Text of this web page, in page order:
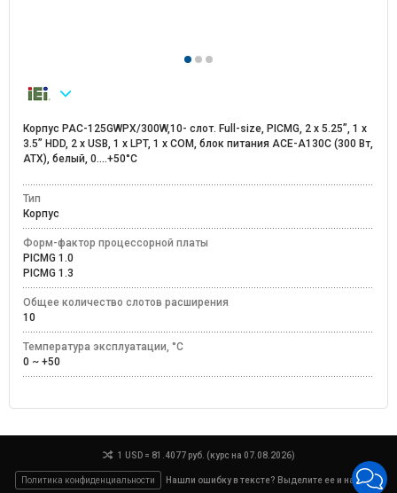
Корпус PAC-125GWPX/300W,10- слот. Full-size, PICMG, 2 x 5.25”, 1 x
3.5” HDD, 2 x USB, 1 x LPT, 1 x COM, блок питания ACE-A130С (300 Вт,
ATX), белый, 0....+50°C
Тип
Корпус
Форм-фактор процессорной платы
PICMG 1.0
PICMG 1.3
Общее количество слотов расширения
10
Температура эксплуатации, °C
0 ~ +50
1 USD = 81.4077 руб. (курс на 07.08.2026)
Политика конфиденциальности Нашли ошибку в тексте? Выделите ее и нажмите